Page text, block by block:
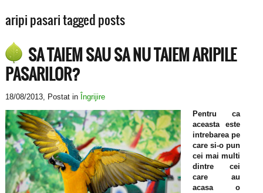
aripi pasari tagged posts
SA TAIEM SAU SA NU TAIEM ARIPILE
PASARILOR?
18/08/2013, Postat in Îngrijire
Pentru ca
aceasta este
intrebarea pe
care si-o pun
cei mai multi
dintre cei
care au
acasa o